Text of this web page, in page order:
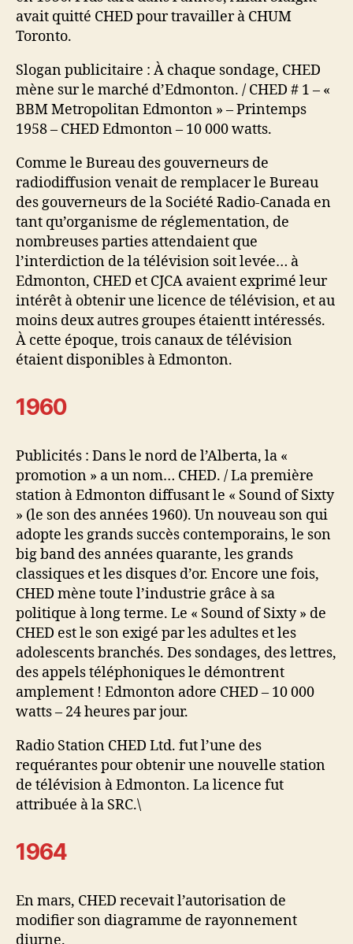
avait quitté CHED pour travailler à CHUM
Toronto.
Slogan publicitaire : À chaque sondage, CHED
mène sur le marché d’Edmonton. / CHED # 1 – «
BBM Metropolitan Edmonton » – Printemps
1958 – CHED Edmonton – 10 000 watts.
Comme le Bureau des gouverneurs de
radiodiffusion venait de remplacer le Bureau
des gouverneurs de la Société Radio-Canada en
tant qu’organisme de réglementation, de
nombreuses parties attendaient que
l’interdiction de la télévision soit levée… à
Edmonton, CHED et CJCA avaient exprimé leur
intérêt à obtenir une licence de télévision, et au
moins deux autres groupes étaientt intéressés.
À cette époque, trois canaux de télévision
étaient disponibles à Edmonton.
1960
Publicités : Dans le nord de l’Alberta, la «
promotion » a un nom… CHED. / La première
station à Edmonton diffusant le « Sound of Sixty
» (le son des années 1960). Un nouveau son qui
adopte les grands succès contemporains, le son
big band des années quarante, les grands
classiques et les disques d’or. Encore une fois,
CHED mène toute l’industrie grâce à sa
politique à long terme. Le « Sound of Sixty » de
CHED est le son exigé par les adultes et les
adolescents branchés. Des sondages, des lettres,
des appels téléphoniques le démontrent
amplement ! Edmonton adore CHED – 10 000
watts – 24 heures par jour.
Radio Station CHED Ltd. fut l’une des
requérantes pour obtenir une nouvelle station
de télévision à Edmonton. La licence fut
attribuée à la SRC.\
1964
En mars, CHED recevait l’autorisation de
modifier son diagramme de rayonnement